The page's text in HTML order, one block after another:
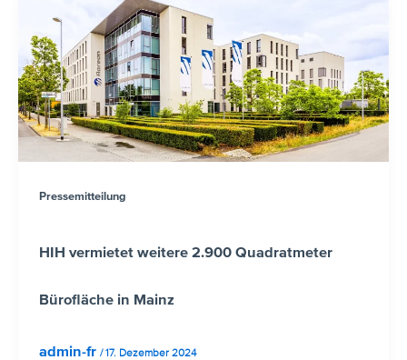
Pressemitteilung
HIH vermietet weitere 2.900 Quadratmeter
Bürofläche in Mainz
admin-fr /17. Dezember 2024